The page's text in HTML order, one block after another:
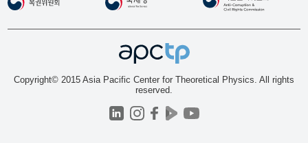
Copyright© 2015 Asia Pacific Center for Theoretical Physics. All rights
reserved.